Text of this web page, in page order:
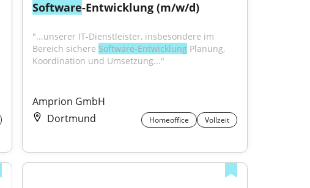
Software-Entwicklung (m/w/d)
"...unserer IT-Dienstleister, insbesondere im
Bereich sichere Software-Entwicklung Planung,
Koordination und Umsetzung..."
Amprion GmbH
Dortmund
Homeoffice Vollzeit